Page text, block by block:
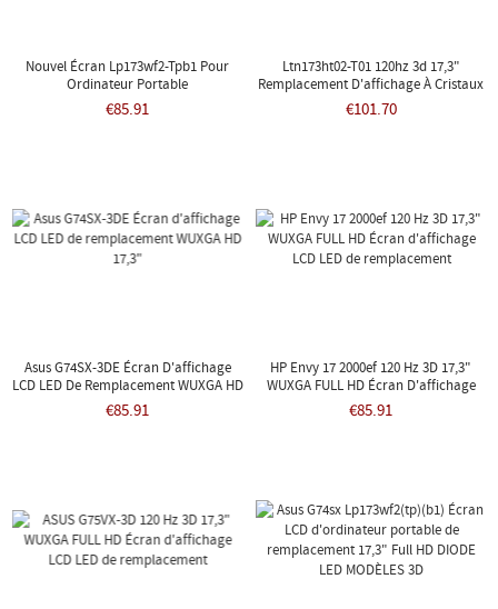
Nouvel Écran Lp173wf2-Tpb1 Pour
Ordinateur Portable
€85.91
Ltn173ht02-T01 120hz 3d 17,3"
Remplacement D'affichage À Cristaux
Liquides Mené Par Wuxga Full Hd
€101.70
Asus G74SX-3DE Écran D'affichage
LCD LED De Remplacement WUXGA HD
17,3"
€85.91
HP Envy 17 2000ef 120 Hz 3D 17,3"
WUXGA FULL HD Écran D'affichage
LCD LED De Remplacement
€85.91